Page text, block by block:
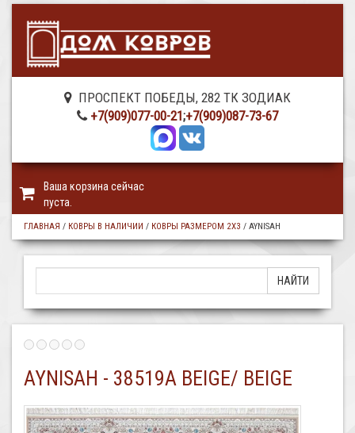
ПРОСПЕКТ ПОБЕДЫ, 282 ТК ЗОДИАК
+7(909)077-00-21;+7(909)087-73-67
Ваша корзина сейчас
пуста.
ГЛАВНАЯ / КОВРЫ В НАЛИЧИИ / КОВРЫ РАЗМЕРОМ 2Х3 / AYNISAH
AYNISAH - 38519A BEIGE/ BEIGE